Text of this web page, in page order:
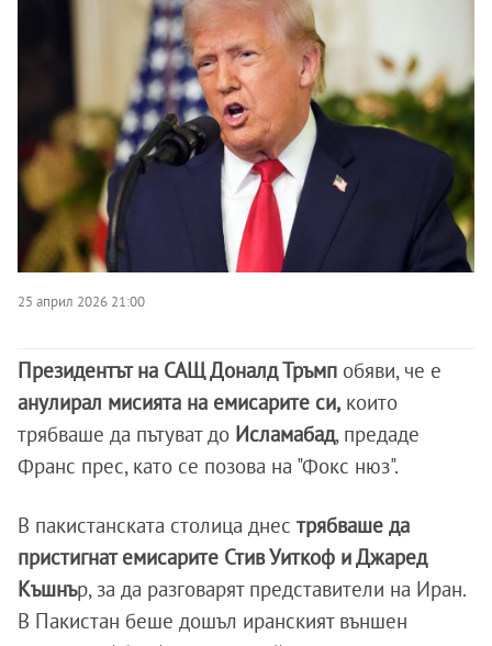
25 април 2026 21:00
Президентът на САЩ Доналд Тръмп обяви, че е
анулирал мисията на емисарите си, които
трябваше да пътуват до Исламабад, предаде
Франс прес, като се позова на "Фокс нюз".
В пакистанската столица днес трябваше да
пристигнат емисарите Стив Уиткоф и Джаред
Къшнър, за да разговарят представители на Иран.
В Пакистан беше дошъл иранският външен